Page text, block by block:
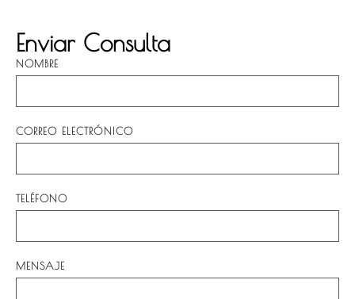
Enviar Consulta
NOMBRE
CORREO ELECTRÓNICO
TELÉFONO
MENSAJE